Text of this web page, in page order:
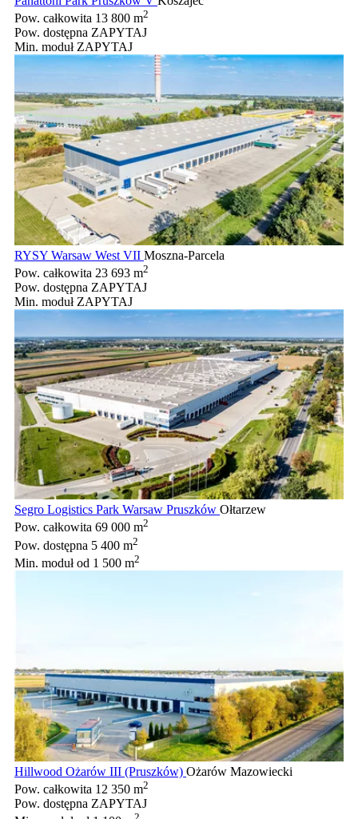
Pow. całkowita 13 800 m2
Pow. dostępna ZAPYTAJ
Min. moduł ZAPYTAJ
RYSY Warsaw West VII Moszna-Parcela
Pow. całkowita 23 693 m2
Pow. dostępna ZAPYTAJ
Min. moduł ZAPYTAJ
Segro Logistics Park Warsaw Pruszków Ołtarzew
Pow. całkowita 69 000 m2
Pow. dostępna 5 400 m2
Min. modułod 1 500 m2
Hillwood Ożarów III (Pruszków) Ożarów Mazowiecki
Pow. całkowita 12 350 m2
Pow. dostępna ZAPYTAJ